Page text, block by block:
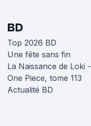
BD
Top 2026 BD
Une fête sans fin
La Naissance de Loki -
One Piece, tome 113
Actualité BD